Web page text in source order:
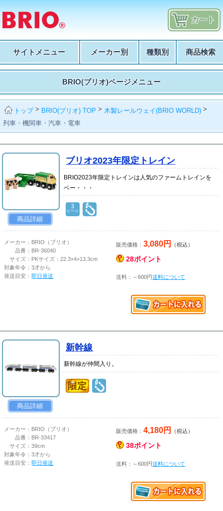
カート
サイトメニュー メーカー別 種類別 商品検索
BRIO(ブリオ)ページメニュー
トップ> BRIO(ブリオ) TOP > 木製レールウェイ(BRIO WORLD) >
列車・機関車・汽車・電車
商品詳細
ブリオ2023年限定トレイン
BRIO2023年限定トレインは人気のファームトレインを
ベー・・・
3
ピース
メーカー： BRIO（ブリオ）
品番： BR-36040
サイズ： PKサイズ：22.3×4×13.3cm
対象年令：3才から
発送目安：即日発送
販売価格：3,080円 （税込）
28ポイント
送料：～600円送料について
商品詳細
新幹線
新幹線が仲間入り。
メーカー： BRIO（ブリオ）
品番： BR-33417
サイズ：39cm
対象年令：3才から
発送目安：即日発送
販売価格：4,180円 （税込）
38ポイント
送料：～600円送料について